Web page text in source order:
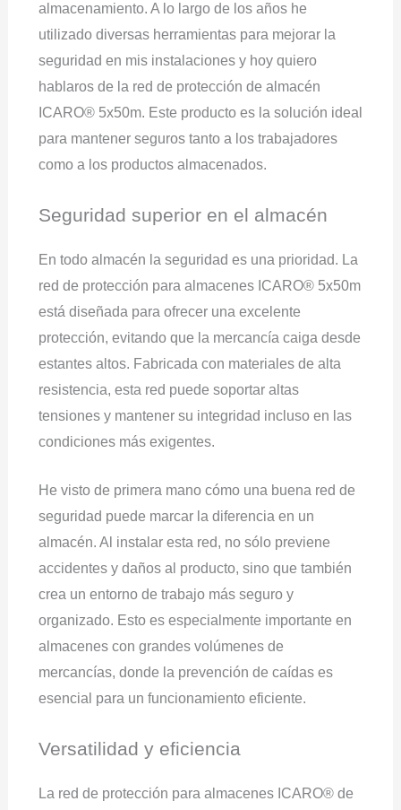
almacenamiento. A lo largo de los años he
utilizado diversas herramientas para mejorar la
seguridad en mis instalaciones y hoy quiero
hablaros de la red de protección de almacén
ICARO® 5x50m. Este producto es la solución ideal
para mantener seguros tanto a los trabajadores
como a los productos almacenados.
Seguridad superior en el almacén
En todo almacén la seguridad es una prioridad. La
red de protección para almacenes ICARO® 5x50m
está diseñada para ofrecer una excelente
protección, evitando que la mercancía caiga desde
estantes altos. Fabricada con materiales de alta
resistencia, esta red puede soportar altas
tensiones y mantener su integridad incluso en las
condiciones más exigentes.
He visto de primera mano cómo una buena red de
seguridad puede marcar la diferencia en un
almacén. Al instalar esta red, no sólo previene
accidentes y daños al producto, sino que también
crea un entorno de trabajo más seguro y
organizado. Esto es especialmente importante en
almacenes con grandes volúmenes de
mercancías, donde la prevención de caídas es
esencial para un funcionamiento eficiente.
Versatilidad y eficiencia
La red de protección para almacenes ICARO® de